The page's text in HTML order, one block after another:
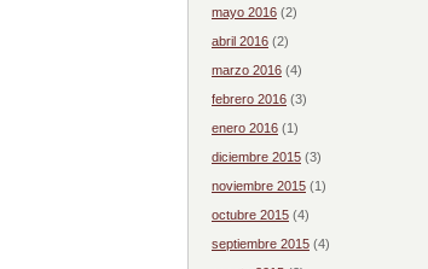
mayo 2016 (2)
abril 2016 (2)
marzo 2016 (4)
febrero 2016 (3)
enero 2016 (1)
diciembre 2015 (3)
noviembre 2015 (1)
octubre 2015 (4)
septiembre 2015 (4)